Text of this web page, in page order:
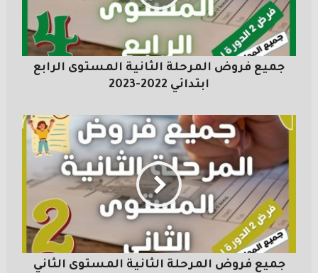
جميع فروض المرحلة الثانية المستوى الرابع
ابتدائي 2022-2023
جميع فروض المرحلة الثانية المستوى الثاني